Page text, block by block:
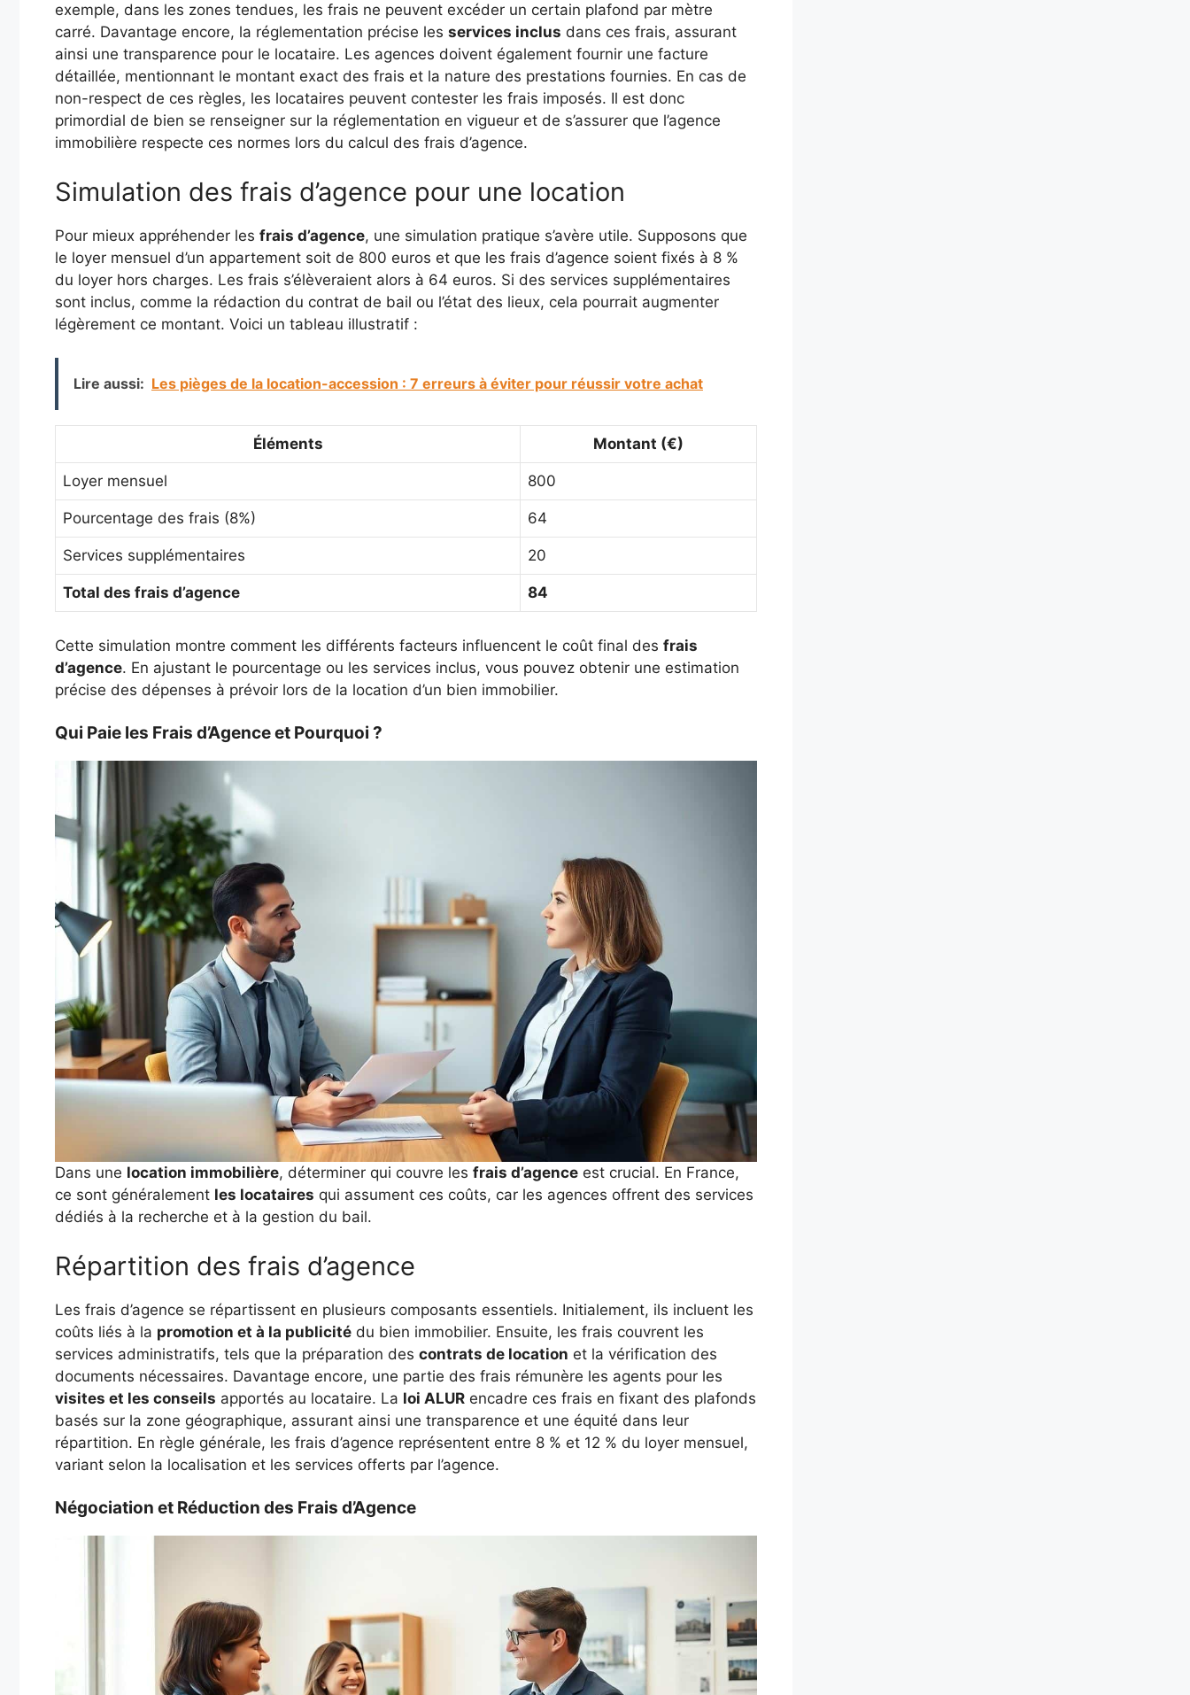
exemple, dans les zones tendues, les frais ne peuvent excéder un certain plafond par mètre
carré. Davantage encore, la réglementation précise les services inclus dans ces frais, assurant
ainsi une transparence pour le locataire. Les agences doivent également fournir une facture
détaillée, mentionnant le montant exact des frais et la nature des prestations fournies. En cas de
non-respect de ces règles, les locataires peuvent contester les frais imposés. Il est donc
primordial de bien se renseigner sur la réglementation en vigueur et de s’assurer que l’agence
immobilière respecte ces normes lors du calcul des frais d’agence.
Simulation des frais d’agence pour une location
Pour mieux appréhender les frais d’agence, une simulation pratique s’avère utile. Supposons que
le loyer mensuel d’un appartement soit de 800 euros et que les frais d’agence soient fixés à 8 %
du loyer hors charges. Les frais s’élèveraient alors à 64 euros. Si des services supplémentaires
sont inclus, comme la rédaction du contrat de bail ou l’état des lieux, cela pourrait augmenter
légèrement ce montant. Voici un tableau illustratif :
Lire aussi: Les pièges de la location-accession : 7 erreurs à éviter pour réussir votre achat
Éléments Montant (€)
Loyer mensuel 800
Pourcentage des frais (8%) 64
Services supplémentaires 20
Total des frais d’agence 84
Cette simulation montre comment les différents facteurs influencent le coût final des frais
d’agence. En ajustant le pourcentage ou les services inclus, vous pouvez obtenir une estimation
précise des dépenses à prévoir lors de la location d’un bien immobilier.
Qui Paie les Frais d’Agence et Pourquoi ?
Dans une location immobilière, déterminer qui couvre les frais d’agence est crucial. En France,
ce sont généralement les locataires qui assument ces coûts, car les agences offrent des services
dédiés à la recherche et à la gestion du bail.
Répartition des frais d’agence
Les frais d’agence se répartissent en plusieurs composants essentiels. Initialement, ils incluent les
coûts liés à la promotion et à la publicité du bien immobilier. Ensuite, les frais couvrent les
services administratifs, tels que la préparation des contrats de location et la vérification des
documents nécessaires. Davantage encore, une partie des frais rémunère les agents pour les
visites et les conseils apportés au locataire. La loi ALUR encadre ces frais en fixant des plafonds
basés sur la zone géographique, assurant ainsi une transparence et une équité dans leur
répartition. En règle générale, les frais d’agence représentent entre 8 % et 12 % du loyer mensuel,
variant selon la localisation et les services offerts par l’agence.
Négociation et Réduction des Frais d’Agence